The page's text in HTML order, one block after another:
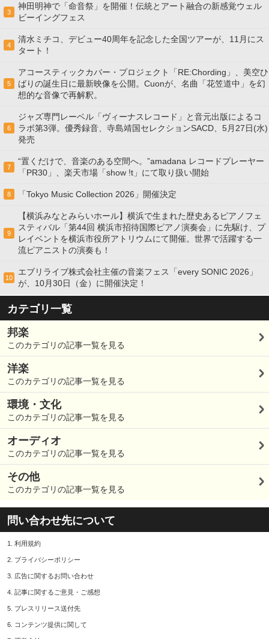
3
神田明神で「命音祭」を開催！伝統とアート融合の新感覚ウェル
ビーイングフェス
4
清水ミチコ、デビュー40周年を記念した全国ツアーが、11月にス
タート！
5
アコースティックカバー・プロジェクト「RE:Chording」、美空ひ
ばりの誕生日に最新映像を公開。Cuonが、名曲「花笠道中」を幻
想的な音像で再解釈。
6
ジャズ専門レーベル「ヴィーナスレコード」と音元出版によるコ
ラボ第3弾。優秀録音、寺島靖国セレクションSACD、5月27日(水)
発売
7
“置くだけで、音楽のある空間へ。”amadana レコードプレーヤー
「PR30」、楽天市場「show !t」にて取り扱い開始
8 「Tokyo Music Collection 2026」開催決定
9
【横浜みなとみらいホール】横浜で生まれた歴史あるピアノフェ
スティバル「第44回 横浜市招待国際ピアノ演奏会」に先駆け、プ
レイベントを横浜市役所アトリウムにて開催。世界で活躍する一
流ピアニストの演奏も！
10
エブリライブ株式会社主催の音楽フェス「every SONIC 2026」
が、10月30日（金）に開催決定！
カテゴリ一覧
邦楽
このカテゴリの記事一覧を見る
洋楽
このカテゴリの記事一覧を見る
環境・文化
このカテゴリの記事一覧を見る
オーディオ
このカテゴリの記事一覧を見る
その他
このカテゴリの記事一覧を見る
問い合わせ先について
1. 利用規約
2. プライバシーポリシー
3. 広告に関するお問い合わせ
4. 記事に関するご意見・ご感想
5. プレスリリース送付先
6. コンテンツ提供に関して